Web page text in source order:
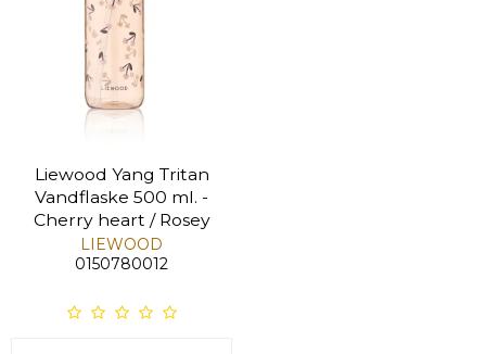
Liewood Yang Tritan
Vandflaske 500 ml. -
Cherry heart / Rosey
LIEWOOD
0150780012